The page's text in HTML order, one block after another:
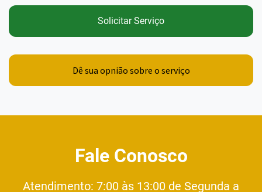
Solicitar Serviço
Dê sua opnião sobre o serviço
Fale Conosco
Atendimento: 7:00 às 13:00 de Segunda a